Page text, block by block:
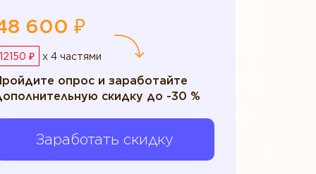
600 ₽
12150 ₽ x 4 частями
опрос и заработайте
скидку до -30 %
Заработать скидку